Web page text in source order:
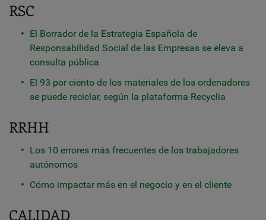
RSC
El Borrador de la Estrategia Española de
Responsabilidad Social de las Empresas se eleva a
consulta pública
El 93 por ciento de los materiales de los ordenadores
se puede reciclar, según la plataforma Recyclia
RRHH
Los 10 errores más frecuentes de los trabajadores
autónomos
Cómo impactar más en el negocio y en el cliente
CALIDAD